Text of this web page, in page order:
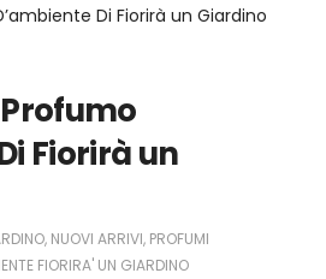
Di Fiorirà un Giardino
Fiorirà un
, NUOVI ARRIVI, PROFUMI
FIORIRA' UN GIARDINO